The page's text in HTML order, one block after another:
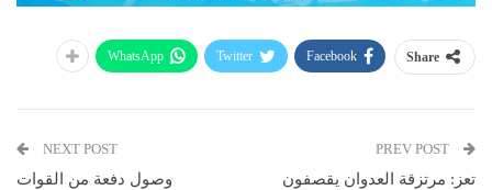
Share
Facebook
Twitter
WhatsApp
تعز: مرتزقة العدوان يقصفون
NEXT POST
وصول دفعة من القوات